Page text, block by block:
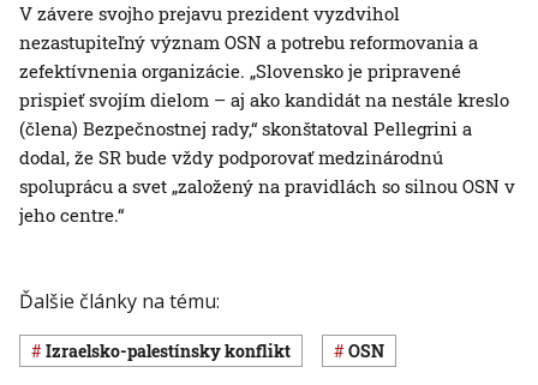
V závere svojho prejavu prezident vyzdvihol
nezastupiteľný význam OSN a potrebu reformovania a
zefektívnenia organizácie. „Slovensko je pripravené
prispieť svojím dielom – aj ako kandidát na nestále kreslo
(člena) Bezpečnostnej rady,“ skonštatoval Pellegrini a
dodal, že SR bude vždy podporovať medzinárodnú
spoluprácu a svet „založený na pravidlách so silnou OSN v
jeho centre.“
Ďalšie články na tému:
izraelsko-palestínsky konflikt OSN